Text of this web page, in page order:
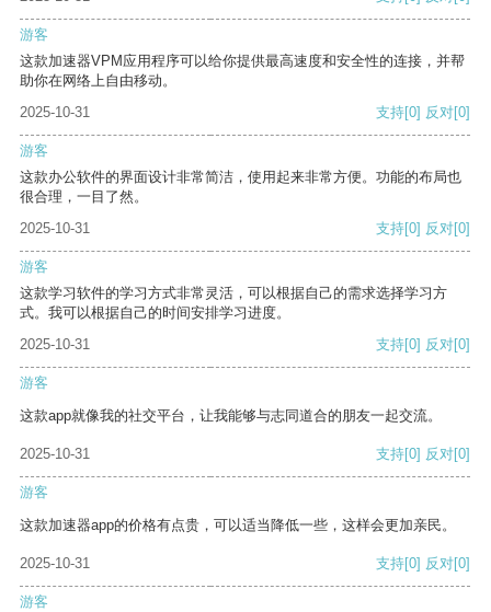
游客
这款加速器VPM应用程序可以给你提供最高速度和安全性的连接，并帮
助你在网络上自由移动。
2025-10-31
支持[0] 反对[0]
游客
这款办公软件的界面设计非常简洁，使用起来非常方便。功能的布局也
很合理，一目了然。
2025-10-31
支持[0] 反对[0]
游客
这款学习软件的学习方式非常灵活，可以根据自己的需求选择学习方
式。我可以根据自己的时间安排学习进度。
2025-10-31
支持[0] 反对[0]
游客
这款app就像我的社交平台，让我能够与志同道合的朋友一起交流。
2025-10-31 支持[0] 反对[0]
游客
这款加速器app的价格有点贵，可以适当降低一些，这样会更加亲民。
2025-10-31 支持[0] 反对[0]
游客